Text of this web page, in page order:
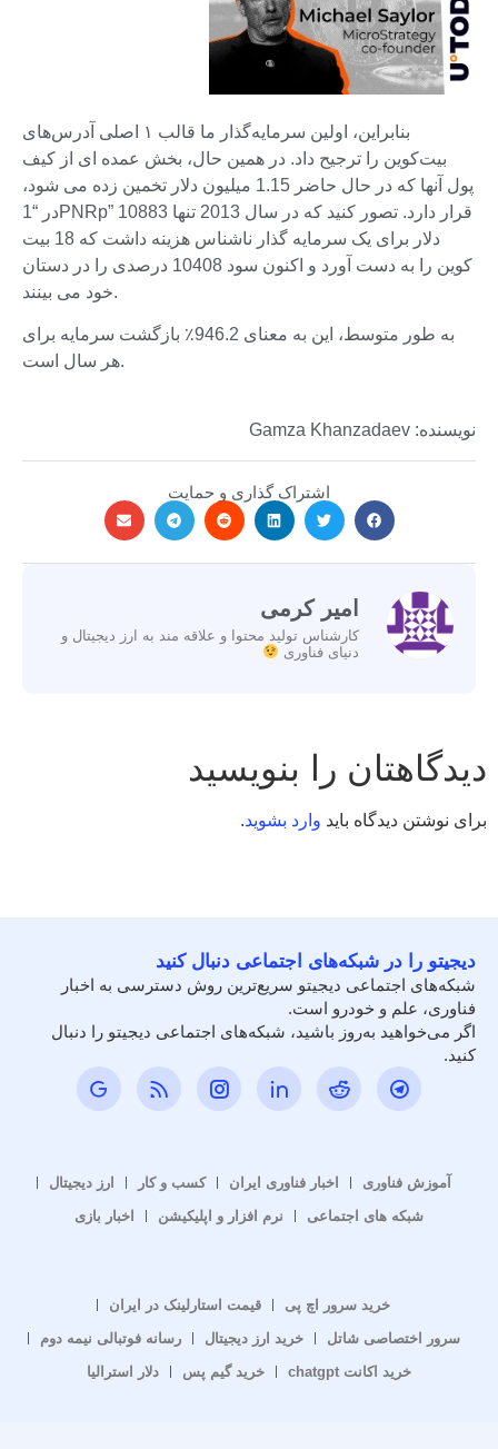
بنابراین، اولین سرمایه‌گذار ما قالب ۱ اصلی آدرس‌های
بیت‌کوین را ترجیح داد. در همین حال، بخش عمده ای از کیف
پول آنها که در حال حاضر 1.15 میلیون دلار تخمین زده می شود،
در “1PNRp” قرار دارد. تصور کنید که در سال 2013 تنها 10883
دلار برای یک سرمایه گذار ناشناس هزینه داشت که 18 بیت
کوین را به دست آورد و اکنون سود 10408 درصدی را در دستان
خود می بینند.
به طور متوسط، این به معنای 946.2٪ بازگشت سرمایه برای
هر سال است.
نویسنده: Gamza Khanzadaev
اشتراک گذاری و حمایت
امیر کرمی
کارشناس تولید محتوا و علاقه مند به ارز دیجیتال و
دنیای فناوری
دیدگاهتان را بنویسید
برای نوشتن دیدگاه باید وارد بشوید.
دیجیتو را در شبکه‌های اجتماعی دنبال کنید
شبکه‌های اجتماعی دیجیتو سریع‌ترین روش دسترسی به اخبار
فناوری، علم و خودرو است.
اگر می‌خواهید به‌روز باشید، شبکه‌های اجتماعی دیجیتو را دنبال
کنید.
آموزش فناوری اخبار فناوری ایران کسب و کار
ارز دیجیتال
شبکه های اجتماعی
نرم افزار و اپلیکیشن اخبار بازی
خرید سرور اچ پی
قیمت استارلینک در ایران
سرور اختصاصی شاتل
خرید ارز دیجیتال
رسانه فوتبالی نیمه دوم
خرید اکانت chatgpt
خرید گیم پس دلار استرالیا